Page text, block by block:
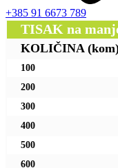
+385 91 6673 789
TISAK na
KOLIČINA
100
200
300
400
500
600